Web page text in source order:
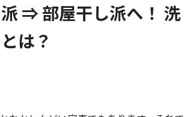
⇒ 部屋干し派へ！ 洗
は？